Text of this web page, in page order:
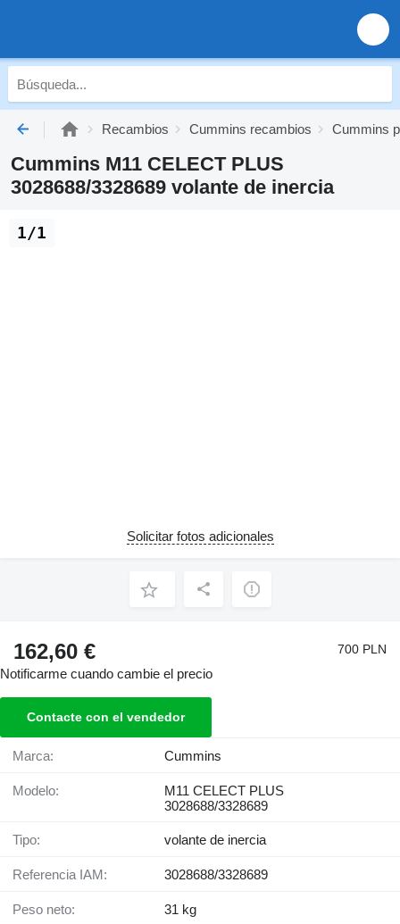
Recambios Cummins recambios Cummins
Cummins M11 CELECT PLUS
3028688/3328689 volante de inercia
1/1
Solicitar fotos adicionales
162,60 € 700 PLN
Notificarme cuando cambie el precio
Contacte con el vendedor
Marca: Cummins
Modelo:
M11 CELECT PLUS
3028688/3328689
Tipo: volante de inercia
Referencia IAM: 3028688/3328689
Peso neto: 31 kg